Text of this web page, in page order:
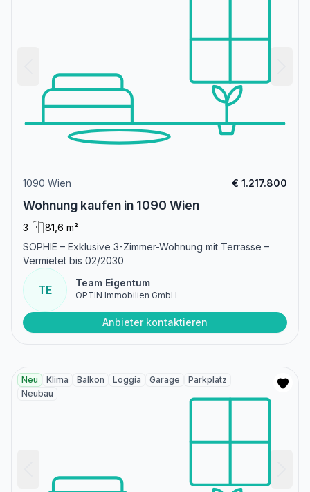
1090 Wien € 1.217.800
Wohnung kaufen in 1090 Wien
3
81,6 m²
SOPHIE – Exklusive 3-Zimmer-Wohnung mit Terrasse –
Vermietet bis 02/2030
TE
Team Eigentum
OPTIN Immobilien GmbH
Anbieter kontaktieren
Neu Klima Balkon Loggia Garage
Parkplatz
Neubau